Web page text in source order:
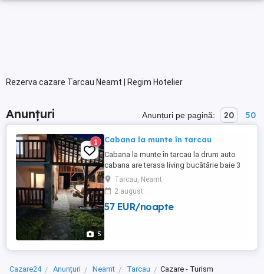
Rezerva cazare Tarcau Neamt | Regim Hotelier
Anunțuri Anunțuri pe pagină: 20 50
5
1 Cabana la munte în tarcau
Cabana la munte în tarcau la drum auto
cabana are terasa living bucătărie baie 3
dormitoare tel. o735887o93
Tarcau, Neamt
2 august
57 EUR/noapte
Cazare24 Anunțuri Neamt Tarcau Cazare - Turism